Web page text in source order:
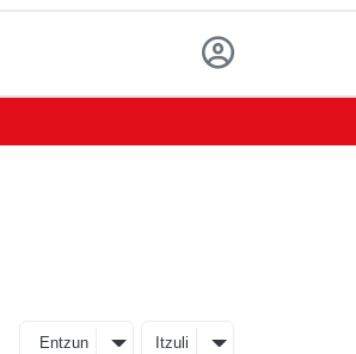
Entzun Itzuli